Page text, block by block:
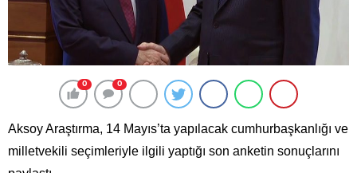
0 0
Aksoy Araştırma, 14 Mayıs’ta yapılacak cumhurbaşkanlığı ve
milletvekili seçimleriyle ilgili yaptığı son anketin sonuçlarını